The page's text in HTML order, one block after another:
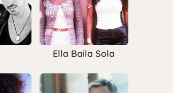
Ella Baila Sola